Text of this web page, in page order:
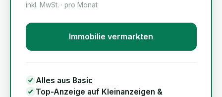
inkl. MwSt. · pro Monat
Immobilie vermarkten
Alles aus Basic
Top-Anzeige auf Kleinanzeigen &